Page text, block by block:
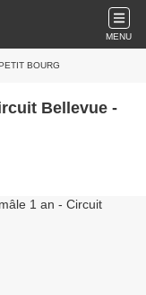
MENU
BOURG
Bellevue -